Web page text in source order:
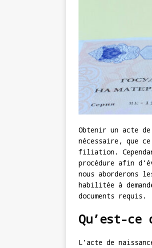
Obtenir un acte
nécessaire, que
filiation.
procédure afin
nous aborderons
habilitée à
documents requis.
Qu’est-ce
L’acte de